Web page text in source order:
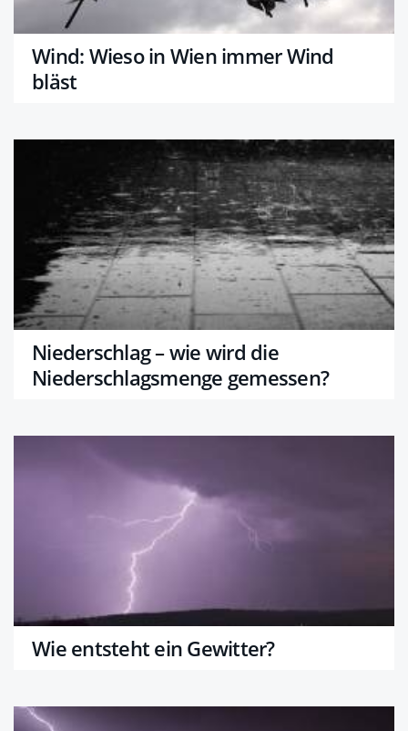
Wind: Wieso in Wien immer Wind
bläst
Niederschlag – wie wird die
Niederschlagsmenge gemessen?
Wie entsteht ein Gewitter?